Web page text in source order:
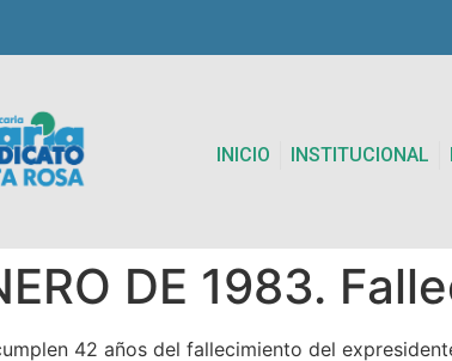
INICIO INSTITUCIONAL
DE 1983.
42 años del fallecimiento del